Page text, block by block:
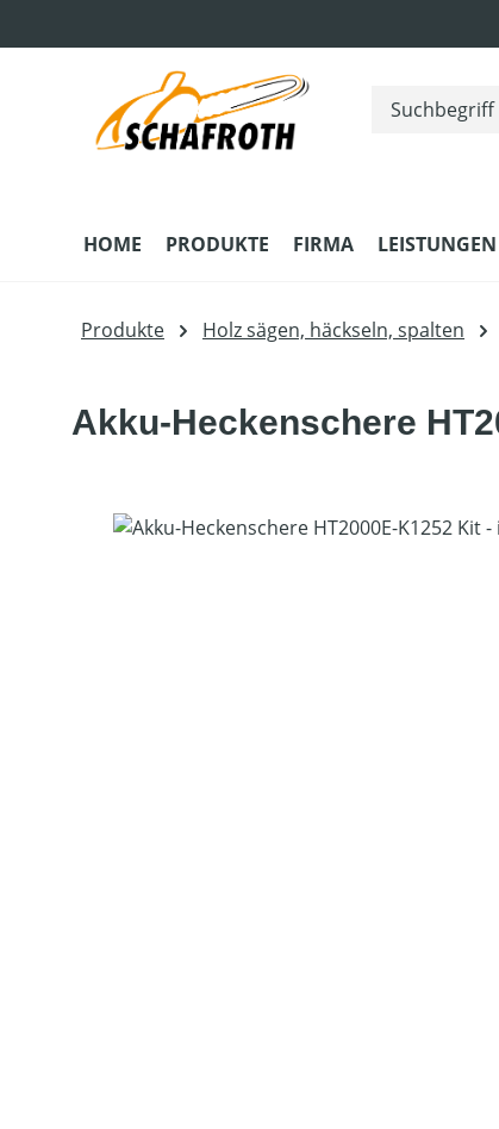
HOME PRODUKTE FIRMA LEISTUNGEN
Produkte Holz sägen, häckseln, spalten
Akku-Heckenschere
Bildergalerie überspringen